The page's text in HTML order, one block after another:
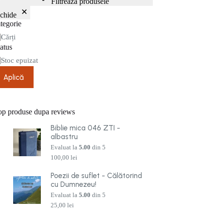
Cărți
Stoc epuizat
Aplică
produse dupa reviews
Biblie mica 046 ZTI -
albastru
Evaluat la5.00 din 5
100,00lei
Poezii de suflet - Călătorind
cu Dumnezeu!
Evaluat la5.00 din 5
25,00lei